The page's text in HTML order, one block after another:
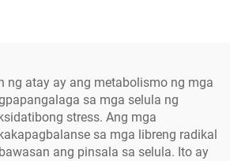
ng atay ay ang metabolismo ng mga
sa mga selula ng
stress. Ang mga
sa mga libreng radikal
ang pinsala sa selula. Ito ay